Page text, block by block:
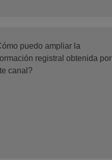
puedo ampliar la
registral obtenida por
canal?